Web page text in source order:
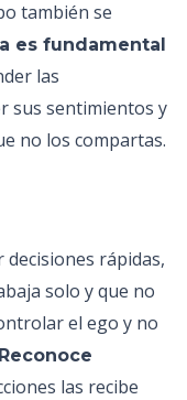
también se
es fundamental
las
sus sentimientos y
no los compartas.
rápidas,
solo y que no
el ego y no
Reconoce
las recibe